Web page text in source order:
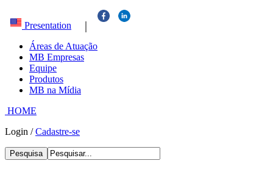
Presentation |
Áreas de Atuação
MB Empresas
Equipe
Produtos
MB na Mídia
HOME
Login /Cadastre-se
Pesquisa